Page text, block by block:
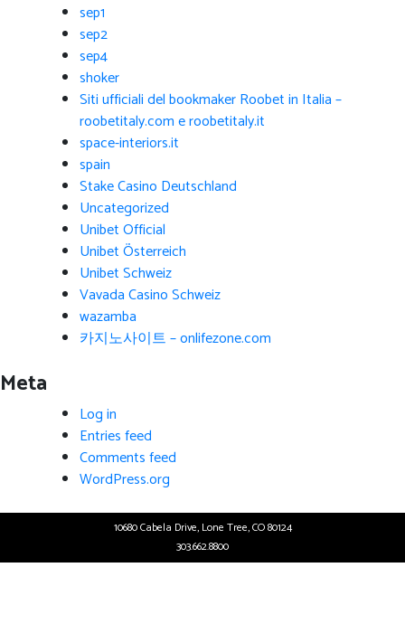
sep1
sep2
sep4
shoker
Siti ufficiali del bookmaker Roobet in Italia –
roobetitaly.com e roobetitaly.it
space-interiors.it
spain
Stake Casino Deutschland
Uncategorized
Unibet Official
Unibet Österreich
Unibet Schweiz
Vavada Casino Schweiz
wazamba
카지노사이트 – onlifezone.com
Meta
Log in
Entries feed
Comments feed
WordPress.org
10680 Cabela Drive, Lone Tree, CO 80124
303.662.8800